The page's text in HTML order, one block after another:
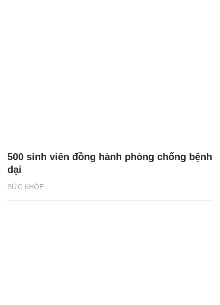
SỨC KHỎE
500 sinh viên đồng hành phòng chống bệnh
dại